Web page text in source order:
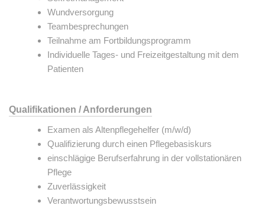
Wundversorgung
Teambesprechungen
Teilnahme am Fortbildungsprogramm
Individuelle Tages- und Freizeitgestaltung mit dem
Patienten
Qualifikationen / Anforderungen
Examen als Altenpflegehelfer (m/w/d)
Qualifizierung durch einen Pflegebasiskurs
einschlägige Berufserfahrung in der vollstationären
Pflege
Zuverlässigkeit
Verantwortungsbewusstsein